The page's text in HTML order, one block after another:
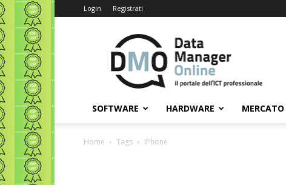
Login Registrati
Data
Manager
Online
SOFTWARE HARDWARE MERCATO
Home Tags IPhone